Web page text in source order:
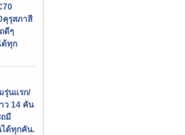
คุรุสภาสี
ดีๆ
ด้ทุก
รุ่นแรก/
ว 14 คัน
ถมี
ได้ทุกคัน.